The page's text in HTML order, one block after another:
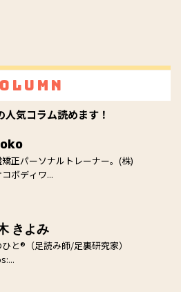
人気コラム読めます！
矯正パーソナルトレーナー。(株)
ボディワ...
きよみ
と®（足読み師/足裏研究家）